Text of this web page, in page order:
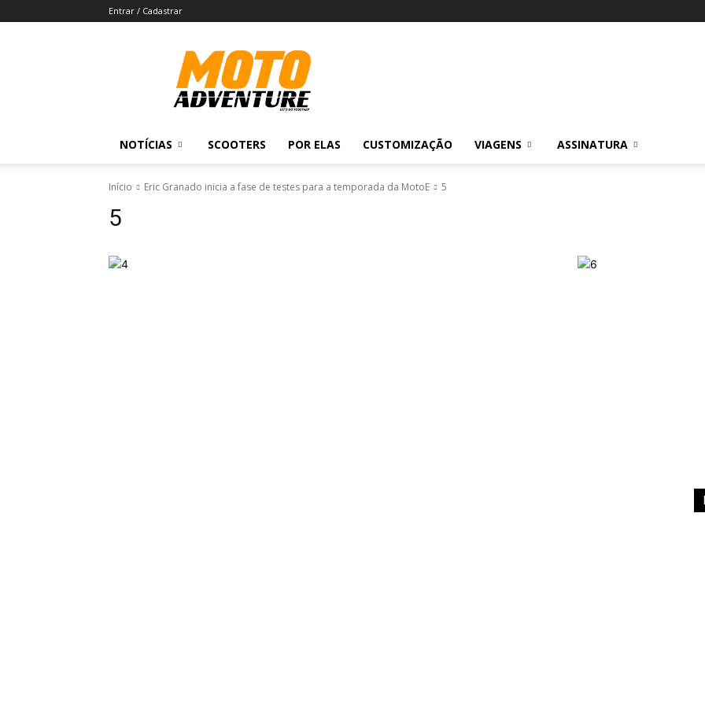
Entrar / Cadastrar
Revista
Moto
Adventure
NOTÍCIAS SCOOTERS POR ELAS CUSTOMIZAÇÃO VIAGENS ASSINATURA
Início Eric Granado inicia a fase de testes para a temporada da MotoE 5
5